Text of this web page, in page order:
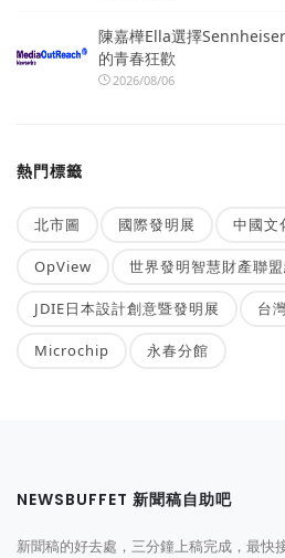
陳嘉樺Ella選擇
的青春狂歡
2026/08/06
熱門標籤
北市圖 國際發明展 中國文
OpView 世界發明智慧財產聯
JDIE日本設計創意暨發明展 台
Microchip 永春分館
NEWSBUFFET 新聞稿自助吧
新聞稿的好去處，三分鐘上稿完成，最快